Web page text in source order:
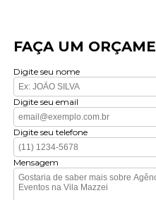
FAÇA UM
Digite seu nome
Digite seu email
Digite seu telefone
Mensagem